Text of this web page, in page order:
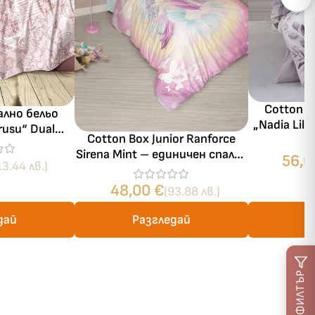
бельо
Dual
памук – 4
лв.)
Cotton Box Junior Ranforce
Sirena Mint – единичен спален
комплект с чаршаф с ластик
100×200+30
48,00 €(93.88 лв.)
Разгледай
Cotton
„Nadia
ФИЛТЪР